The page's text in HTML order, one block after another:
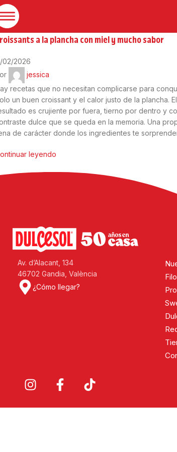
Feb
saladas
a la plancha con miel y mucho sabor
02/2026
jessica
recetas que no necesitan complicarse para
un buen croissant y el calor justo de la plancha. El
es crujiente por fuera, tierno por dentro y
dulce que se queda en la memoria. Una
de carácter donde los ingredientes te
leyendo
Av. d’Alacant, 134
46702 Gandia, València
¿Cómo llegar?